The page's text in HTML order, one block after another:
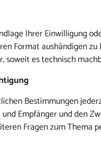
Ihrer Einwilligung
Format aushändigen
soweit es technisch
Bestimmungen
Empfänger und den
Fragen zum